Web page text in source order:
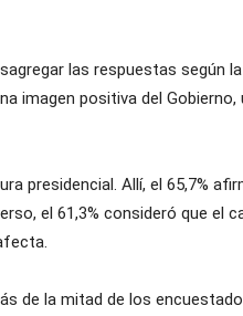
las respuestas según la
imagen positiva del Gobierno,
presidencial. Allí, el 65,7%
el 61,3% consideró que el
de la mitad de los